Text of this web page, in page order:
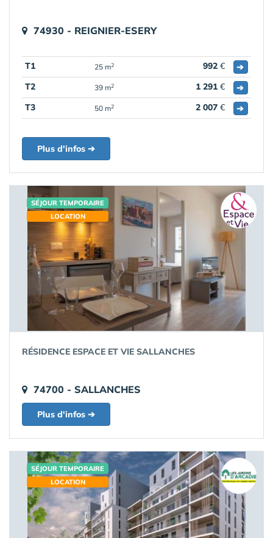
74930 - REIGNIER-ESERY
T1 25 m2 992 €
➔
T2
39 m2 1 291 €
➔
T3
50 m2 2 007 € ➔
Plus d'infos ➔
SÉJOUR TEMPORAIRE
LOCATION
RÉSIDENCE ESPACE ET VIE SALLANCHES
74700 - SALLANCHES
Plus d'infos ➔
SÉJOUR TEMPORAIRE
LOCATION